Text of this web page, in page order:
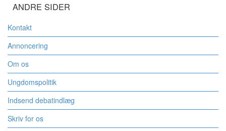
ANDRE SIDER
Kontakt
Annoncering
Om os
Ungdomspolitik
Indsend debatindlæg
Skriv for os